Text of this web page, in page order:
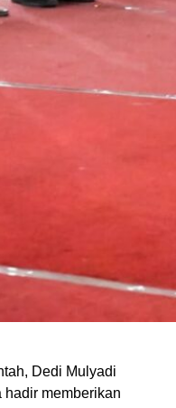
Dedi Mulyadi
hadir memberikan